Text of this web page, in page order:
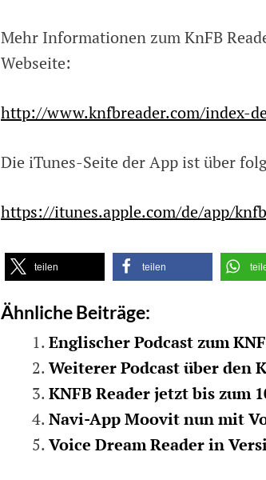
Mehr Informationen zum KnFB
Webseite:
http://www.knfbreader.com/index-
Die iTunes-Seite der App ist über
https://itunes.apple.com/de/app/
teilen teilen
Ähnliche Beiträge:
Englischer Podcast zum
Weiterer Podcast über den
KNFB Reader jetzt bis zum
Navi-App Moovit nun mit
Voice Dream Reader in